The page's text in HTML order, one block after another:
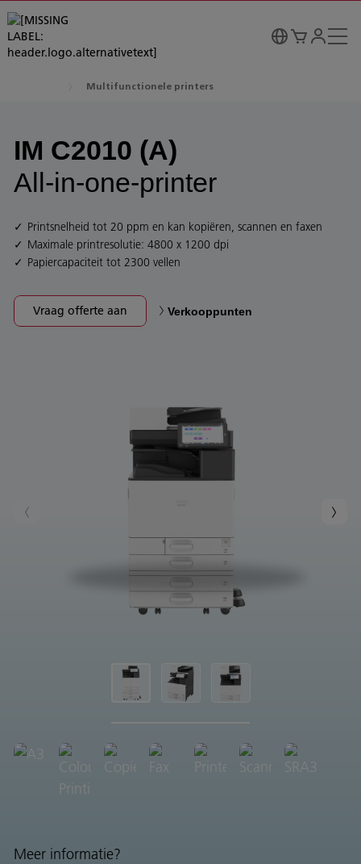
Multifunctionele printers
IM C2010 (A)
All-in-one-printer
Printsnelheid tot 20 ppm en kan kopiëren, scannen en faxen
Maximale printresolutie: 4800 x 1200 dpi
Papiercapaciteit tot 2300 vellen
Vraag offerte aan Verkooppunten
Meer informatie?